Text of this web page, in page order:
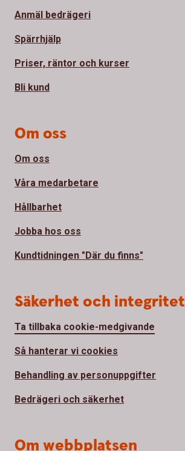
Anmäl bedrägeri
Spärrhjälp
Priser, räntor och kurser
Bli kund
Om oss
Om oss
Våra medarbetare
Hållbarhet
Jobba hos oss
Kundtidningen "Där du finns"
Säkerhet och integritet
Ta tillbaka cookie-medgivande
Så hanterar vi cookies
Behandling av personuppgifter
Bedrägeri och säkerhet
Om webbplatsen